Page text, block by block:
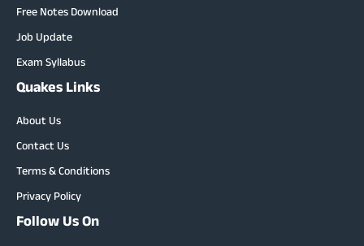
Free Notes Download
Job Update
Exam Syllabus
Quakes Links
About Us
Contact Us
Terms & Conditions
Privacy Policy
Follow Us On